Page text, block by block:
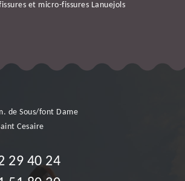
et micro-fissures Lanuejols
de Sous/font Dame
Cesaire
29 40 24